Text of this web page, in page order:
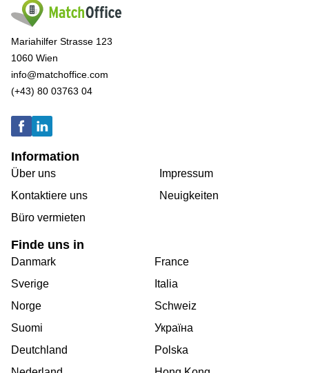
Mariahilfer Strasse 123
1060 Wien
info@matchoffice.com
(+43) 80 03763 04
Information
Über uns
Kontaktiere uns
Büro vermieten
Impressum
Neuigkeiten
Finde uns in
Danmark
Sverige
Norge
Suomi
Deutchland
France
Italia
Schweiz
Україна
Polska